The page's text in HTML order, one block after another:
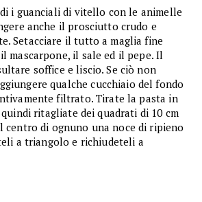
i guanciali di vitello con le animelle
anche il prosciutto crudo e
Setacciare il tutto a maglia fine
mascarpone, il sale ed il pepe. Il
soffice e liscio. Se ciò non
qualche cucchiaio del fondo
filtrato. Tirate la pasta in
ritagliate dei quadrati di 10 cm
di ognuno una noce di ripieno
a triangolo e richiudeteli a